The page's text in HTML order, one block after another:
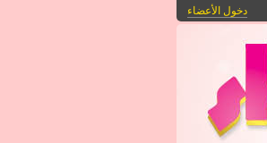
دخول الأعضاء